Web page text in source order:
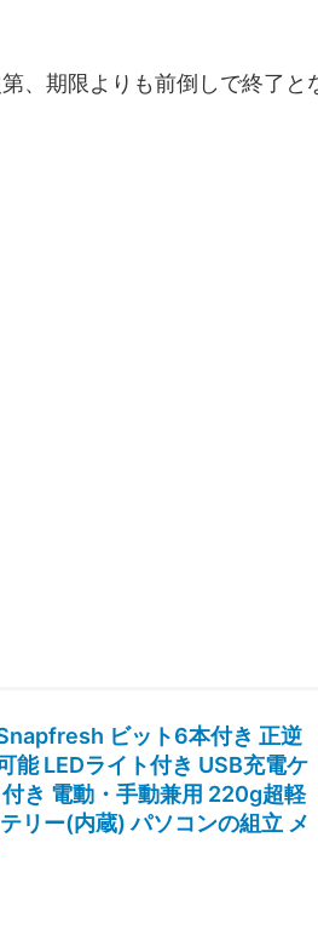
、期限よりも前倒しで終了と
ビット6本付き 正逆
能 LEDライト付き USB充電ケ
き 電動・手動兼用 220g超軽
リー(内蔵) パソコンの組立 メ